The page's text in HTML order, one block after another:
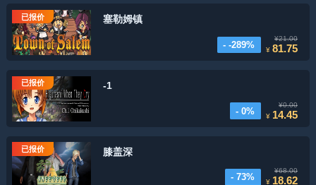
已报价 塞勒姆镇
- -289%
¥21.00
¥81.75
已报价 -1
- 0%
¥0.00
¥ 14.45
已报价 膝盖深
- 73%
¥68.00
¥ 18.62